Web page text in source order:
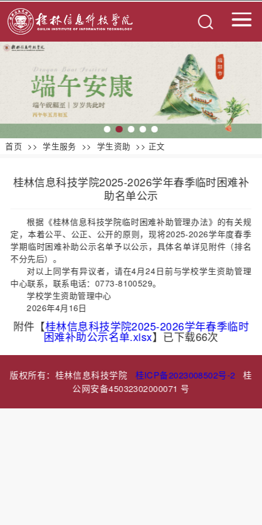
首页 >> 学生服务 >> 学生资助 >> 正文
桂林信息科技学院2025-2026学年春季临时困难补
助名单公示
根据《桂林信息科技学院临时困难补助管理办法》的有关规
定，本着公平、公正、公开的原则，现将2025-2026学年度春季
学期临时困难补助公示名单予以公示，具体名单详见附件（排名
不分先后）。
对以上同学有异议者，请在4月24日前与学校学生资助管理
中心联系，联系电话：0773-8100529。
学校学生资助管理中心
2026年4月16日
附件【桂林信息科技学院2025-2026学年春季临时
困难补助公示名单.xlsx】已下载66次
版权所有：桂林信息科技学院桂ICP备2023008502号-2 桂
公网安备45032302000071 号